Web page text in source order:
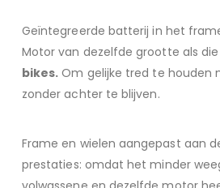
Geïntegreerde batterij in het
Motor van dezelfde grootte als
bikes. Om gelijke tred te houden
zonder achter te blijven.
Frame en wielen aangepast aan
prestaties: omdat het minder